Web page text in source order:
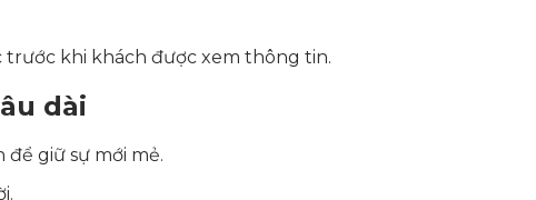
khi khách được xem thông tin.
dài
giữ sự mới mẻ.